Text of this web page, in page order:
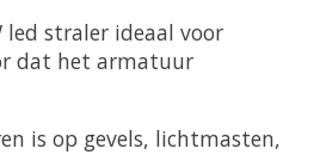
straler ideaal voor
dat het armatuur
is op gevels, lichtmasten,